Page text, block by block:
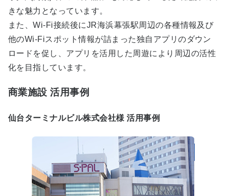
きな魅力となっています。
また、Wi-Fi接続後にJR海浜幕張駅周辺の各種情報及び
他のWi-Fiスポット情報が詰まった独自アプリのダウン
ロードを促し、アプリを活用した周遊により周辺の活性
化を目指しています。
商業施設 活用事例
仙台ターミナルビル株式会社様 活用事例